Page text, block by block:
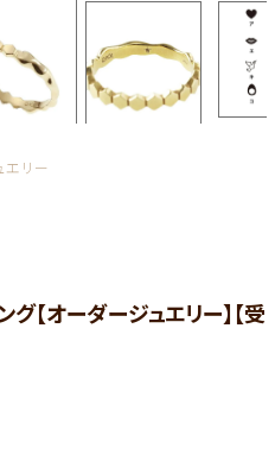
エリー
【オーダージュエリー】【受